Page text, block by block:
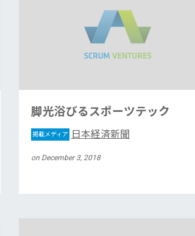
脚光浴びるスポーツテック
掲載メディア 日本経済新聞
on December 3, 2018